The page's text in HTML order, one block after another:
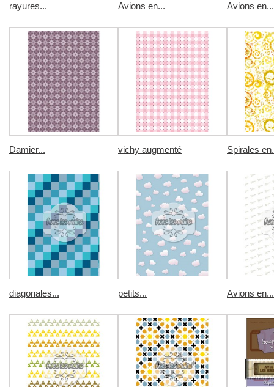
rayures... Avions en... Avions en...
Damier... vichy augmenté Spirales
diagonales... petits... Avions en...